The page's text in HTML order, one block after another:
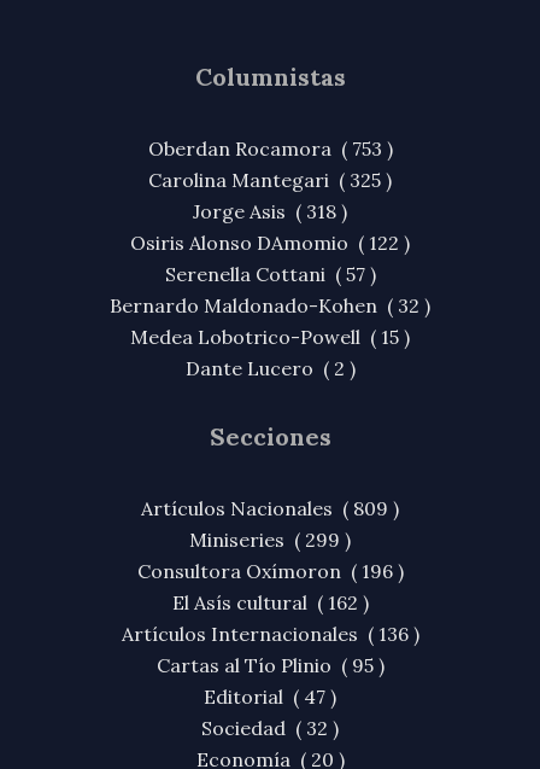
Columnistas
Oberdan Rocamora ( 753 )
Carolina Mantegari ( 325 )
Jorge Asis ( 318 )
Osiris Alonso DAmomio ( 122 )
Serenella Cottani ( 57 )
Bernardo Maldonado-Kohen ( 32 )
Medea Lobotrico-Powell ( 15 )
Dante Lucero ( 2 )
Secciones
Artículos Nacionales ( 809 )
Miniseries ( 299 )
Consultora Oxímoron ( 196 )
El Asís cultural ( 162 )
Artículos Internacionales ( 136 )
Cartas al Tío Plinio ( 95 )
Editorial ( 47 )
Sociedad ( 32 )
Economía ( 20 )